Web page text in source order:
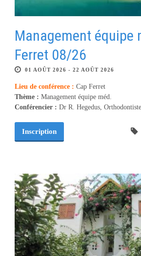
Management équipe
Ferret 08/26
01 AOÛT 2026 - 22 AOÛT 2026
Lieu de conférence : Cap Ferret
Thème : Management équipe méd.
Conférencier : Dr R. Hegedus, Orthodontiste
Inscription